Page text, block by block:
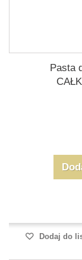
Pasta
Dodaj do